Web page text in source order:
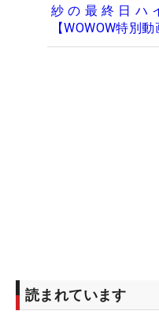
紗の最終日ハ
【WOWOW特別動
読まれています